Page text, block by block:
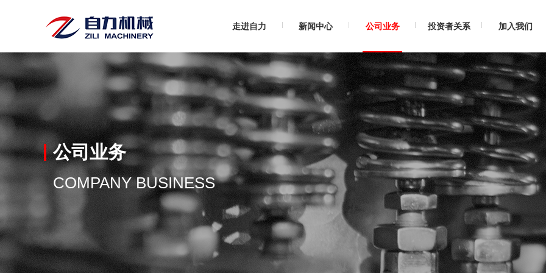
走进自力 产
品
研
发
新闻中心 公司业务 投资者关系 加入我们
公司业务
COMPANY BUSINESS